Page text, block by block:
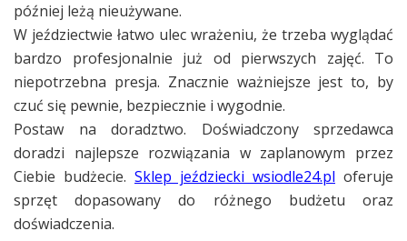
później leżą nieużywane.
W jeździectwie łatwo ulec wrażeniu, że trzeba wyglądać
bardzo profesjonalnie już od pierwszych zajęć. To
niepotrzebna presja. Znacznie ważniejsze jest to, by
czuć się pewnie, bezpiecznie i wygodnie.
Postaw na doradztwo. Doświadczony sprzedawca
doradzi najlepsze rozwiązania w zaplanowym przez
Ciebie budżecie. Sklep jeździecki wsiodle24.pl oferuje
sprzęt dopasowany do różnego budżetu oraz
doświadczenia.